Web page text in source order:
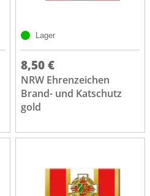
Lager
8,50 €
NRW Ehrenzeichen
Brand- und Katschutz
gold